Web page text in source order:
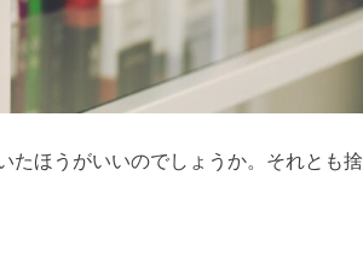
たほうがいいのでしょうか。それとも捨